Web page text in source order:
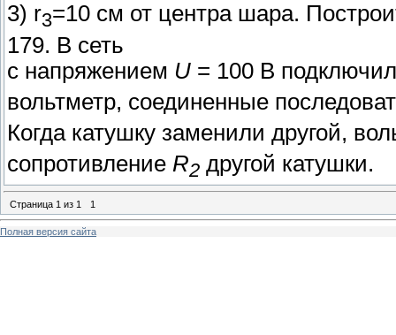
3) r3=10 см от центра шара.
179. В сеть
с напряжением U = 100 В
вольтметр, соединенные
Когда катушку заменили другой,
сопротивление R2 другой катушки.
Страница 1 из 1 1
Полная версия сайта